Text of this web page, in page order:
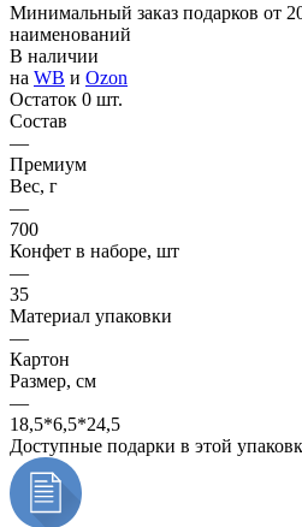
Минимальный заказ подарков от
наименований
В наличии
на WB и Ozon
Остаток 0 шт.
Состав
—
Премиум
Вес, г
—
700
Конфет в наборе, шт
—
35
Материал упаковки
—
Картон
Размер, см
—
18,5*6,5*24,5
Доступные подарки в этой